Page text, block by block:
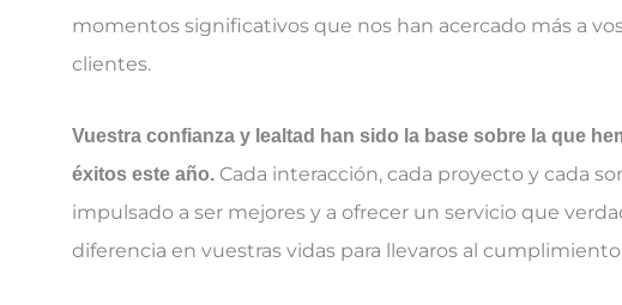
momentos significativos que nos han acercado más a
clientes.
Vuestra confianza y lealtad han sido la base sobre la que
éxitos este año. Cada interacción, cada proyecto y cada
impulsado a ser mejores y a ofrecer un servicio que
diferencia en vuestras vidas para llevaros al